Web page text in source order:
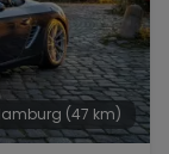
(47 km)